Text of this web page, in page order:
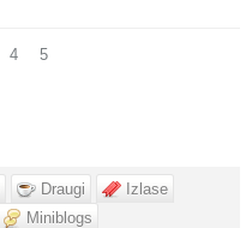
4 5
Draugi
Izlase
Miniblogs